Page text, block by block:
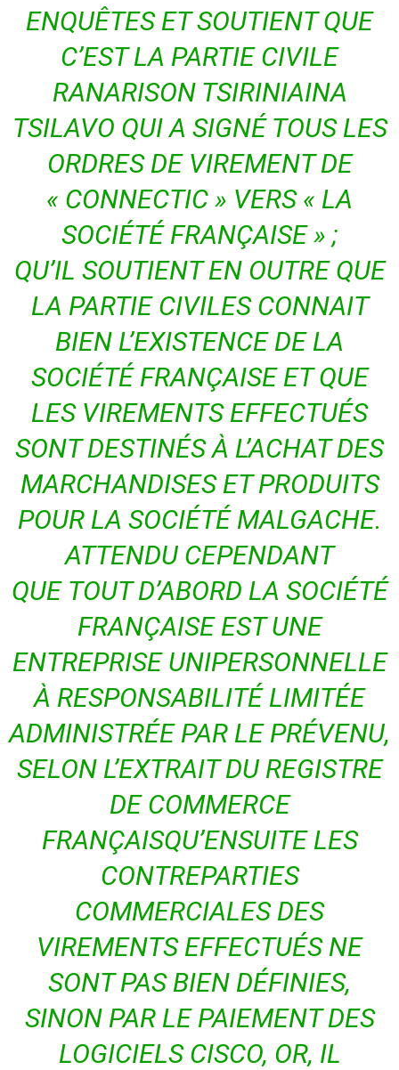
ENQUÊTES ET SOUTIENT QUE
C’EST LA PARTIE CIVILE
RANARISON TSIRINIAINA
TSILAVO QUI A SIGNÉ TOUS LES
ORDRES DE VIREMENT DE
« CONNECTIC » VERS « LA
SOCIÉTÉ FRANÇAISE » ;
QU’IL SOUTIENT EN OUTRE QUE
LA PARTIE CIVILES CONNAIT
BIEN L’EXISTENCE DE LA
SOCIÉTÉ FRANÇAISE ET QUE
LES VIREMENTS EFFECTUÉS
SONT DESTINÉS À L’ACHAT DES
MARCHANDISES ET PRODUITS
POUR LA SOCIÉTÉ MALGACHE.
ATTENDU CEPENDANT
QUE TOUT D’ABORD LA SOCIÉTÉ
FRANÇAISE EST UNE
ENTREPRISE UNIPERSONNELLE
À RESPONSABILITÉ LIMITÉE
ADMINISTRÉE PAR LE PRÉVENU,
SELON L’EXTRAIT DU REGISTRE
DE COMMERCE
FRANÇAISQU’ENSUITE LES
CONTREPARTIES
COMMERCIALES DES
VIREMENTS EFFECTUÉS NE
SONT PAS BIEN DÉFINIES,
SINON PAR LE PAIEMENT DES
LOGICIELS CISCO, OR, IL